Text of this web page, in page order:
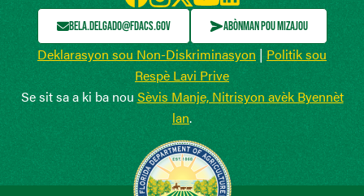
BELA.DELGADO@FDACS.GOV ABÒNMAN POU MIZAJOU
Deklarasyon sou Non-Diskriminasyon | Politik sou
Respè Lavi Prive
Se sit sa a ki ba nou Sèvis Manje, Nitrisyon avèk Byennèt
lan.